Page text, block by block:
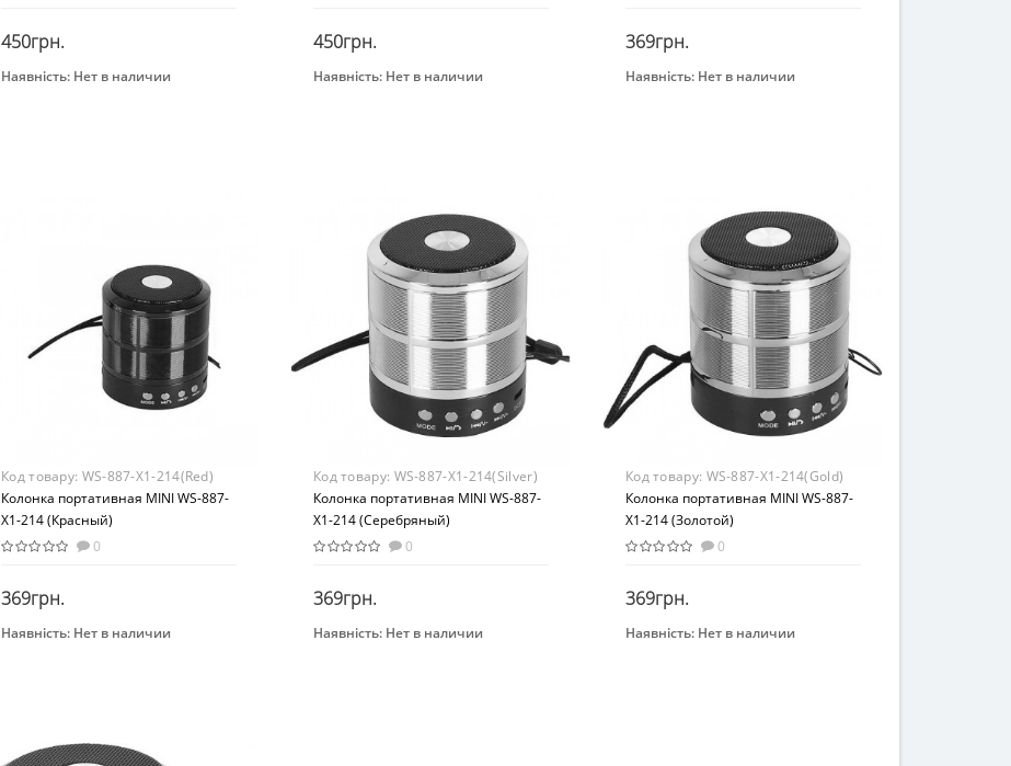
450грн.
Закінчився
Наявність: Нет в наличии
450грн.
Закінчився
Наявність: Нет в наличии
Материал
369грн.
Закінчився
Наявність: Нет в наличии
Возрастная группа
Материал
Код товару: WS-887-X1-214(Red)
Колонка портативная MINI WS-887-
X1-214 (Красный)
0
369грн.
Закінчився
Наявність: Нет в наличии
Код товару: WS-887-X1-214(Silver)
Колонка портативная MINI WS-887-
X1-214 (Серебряный)
0
369грн.
Закінчився
Наявність: Нет в наличии
Код товару: WS-887-X1-214(Gold)
Колонка портативная MINI WS-887-
X1-214 (Золотой)
0
369грн.
Закінчився
Наявність: Нет в наличии